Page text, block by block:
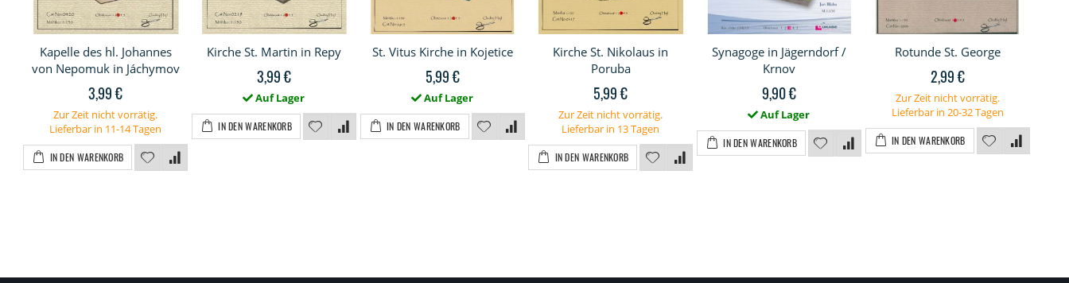
Kapelle des hl. Johannes
von Nepomuk in Jáchymov
3,99 €
Zur Zeit nicht vorrätig.
Lieferbar in 11-14 Tagen
IN DEN WARENKORB
Kirche St. Martin in Repy
3,99 €
Auf Lager
IN DEN WARENKORB
St. Vitus Kirche in Kojetice
5,99 €
Auf Lager
IN DEN WARENKORB
Kirche St. Nikolaus in
Poruba
5,99 €
Zur Zeit nicht vorrätig.
Lieferbar in 13 Tagen
IN DEN WARENKORB
Synagoge in Jägerndorf /
Krnov
9,90 €
Auf Lager
IN DEN WARENKORB
Rotunde St. George
2,99 €
Zur Zeit nicht vorrätig.
Lieferbar in 20-32 Tagen
IN DEN WARENKORB